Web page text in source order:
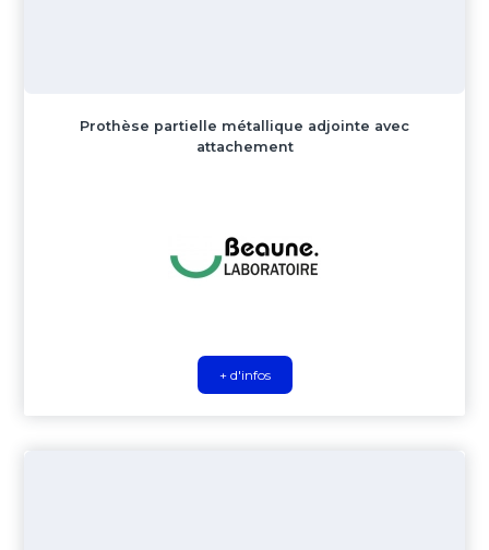
Prothèse partielle métallique adjointe avec
attachement
+ d'infos